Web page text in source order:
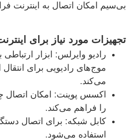
بی‌سیم امکان اتصال به اینترنت
تجهیزات مورد نیاز برای
رادیو وایرلس: ابزار
موج‌های رادیویی برای
می‌کند.
اکسس پوینت: امکان اتصال
را فراهم می‌کند.
کابل شبکه: برای اتصال
استفاده می‌شود.